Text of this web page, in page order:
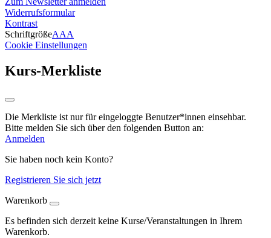
Widerrufsformular
Kontrast
SchriftgrößeAAA
Cookie Einstellungen
Kurs-Merkliste
Die Merkliste ist nur für eingeloggte Benutzer*innen einsehbar.
Bitte melden Sie sich über den folgenden Button an:
Anmelden
Sie haben noch kein Konto?
Registrieren Sie sich jetzt
Warenkorb
Es befinden sich derzeit keine Kurse/Veranstaltungen in Ihrem
Warenkorb.